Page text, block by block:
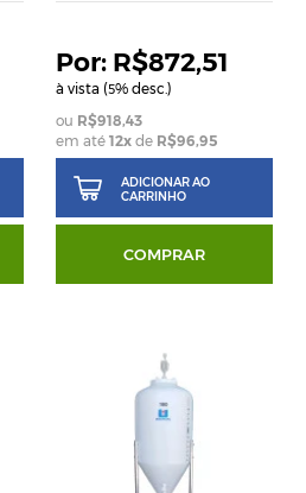
R$872,51
à vista (5% desc.)
R$918,43
em até 12xde R$96,95
ADICIONAR AO
CARRINHO
COMPRAR